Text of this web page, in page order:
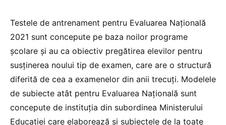
Testele de antrenament pentru Evaluarea Națională
2021 sunt concepute pe baza noilor programe
școlare și au ca obiectiv pregătirea elevilor pentru
susținerea noului tip de examen, care are o structură
diferită de cea a examenelor din anii trecuți. Modelele
de subiecte atât pentru Evaluarea Națională sunt
concepute de instituția din subordinea Ministerului
Educației care elaborează și subiectele de la toate